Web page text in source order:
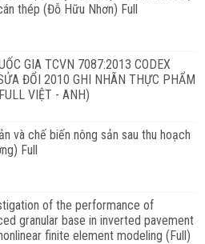
thép (Đỗ Hữu Nhơn) Full
GIA TCVN 7087:2013 CODEX
ĐỔI 2010 GHI NHÃN THỰC PHẨM
VIỆT - ANH)
và chế biến nông sản sau thu hoạch
Full
of the performance of
granular base in inverted pavement
finite element modeling (Full)